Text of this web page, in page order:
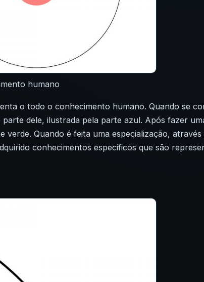
humano
o todo o conhecimento humano. Quando se
parte dele, ilustrada pela parte azul. Após fazer
verde. Quando é feita uma especialização,
conhecimentos especificos que são